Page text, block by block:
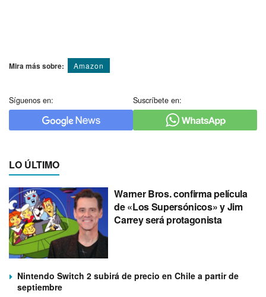
Mira más sobre: Amazon
Síguenos en: Suscríbete en:
LO ÚLTIMO
Warner Bros. confirma película
de «Los Supersónicos» y Jim
Carrey será protagonista
Nintendo Switch 2 subirá de precio en Chile a partir de
septiembre